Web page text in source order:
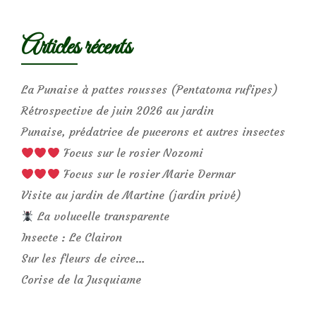
Articles récents
La Punaise à pattes rousses (Pentatoma rufipes)
Rétrospective de juin 2026 au jardin
Punaise, prédatrice de pucerons et autres insectes
Focus sur le rosier Nozomi
Focus sur le rosier Marie Dermar
Visite au jardin de Martine (jardin privé)
La volucelle transparente
Insecte : Le Clairon
Sur les fleurs de circe…
Corise de la Jusquiame